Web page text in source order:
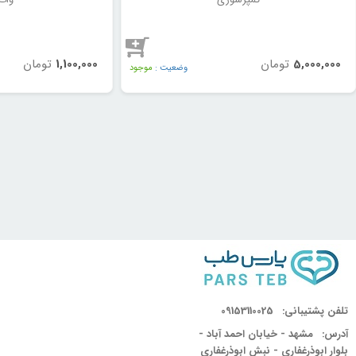
5,000,000 تومان وضعیت : موجود 1,100,000 تومان
تلفن پشتیبانی:
09153110025
آدرس: مشهد - خیابان احمد آباد -
بلوار ابوذرغفاری - نبش ابوذرغفاری